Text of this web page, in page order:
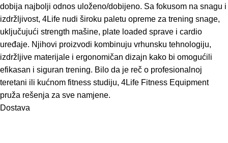
dobija najbolji odnos uloženo/dobijeno. Sa fokusom na snagu i
izdržljivost, 4Life nudi široku paletu opreme za trening snage,
uključujući strength mašine, plate loaded sprave i cardio
uređaje. Njihovi proizvodi kombinuju vrhunsku tehnologiju,
izdržljive materijale i ergonomičan dizajn kako bi omogućili
efikasan i siguran trening. Bilo da je reč o profesionalnoj
teretani ili kućnom fitness studiju, 4Life Fitness Equipment
pruža rešenja za sve namjene.
Dostava